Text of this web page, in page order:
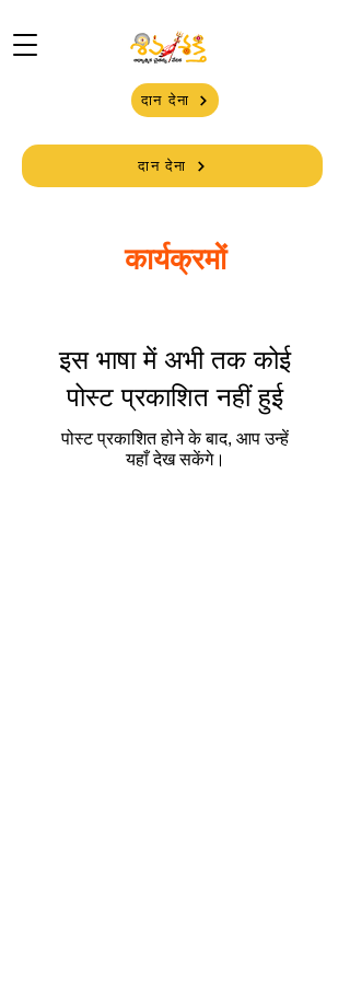
दान देना
दान देना
कार्यक्रमों
इस भाषा में अभी तक कोई
पोस्ट प्रकाशित नहीं हुई
पोस्ट प्रकाशित होने के बाद, आप उन्हें
यहाँ देख सकेंगे।